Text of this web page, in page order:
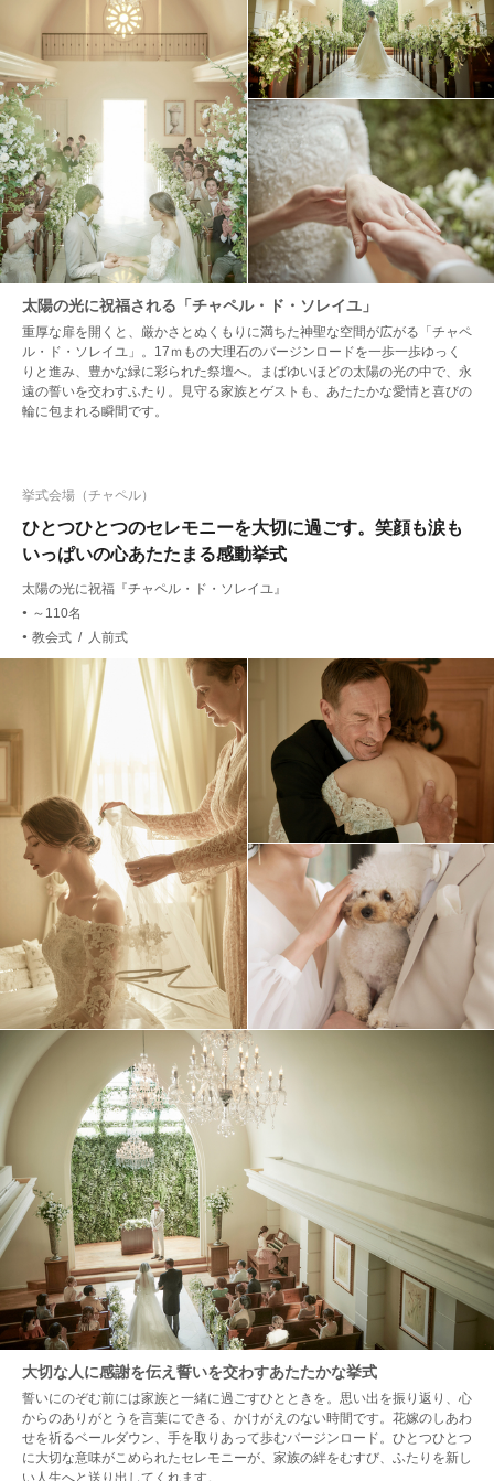
太陽の光に祝福される「チャペル・ド・ソレイユ」
重厚な扉を開くと、厳かさとぬくもりに満ちた神聖な空間が広がる「チャペ
ル・ド・ソレイユ」。17ｍもの大理石のバージンロードを一歩一歩ゆっく
りと進み、豊かな緑に彩られた祭壇へ。まばゆいほどの太陽の光の中で、永
遠の誓いを交わすふたり。見守る家族とゲストも、あたたかな愛情と喜びの
輪に包まれる瞬間です。
ひとつひとつのセレモニーを大切に過ごす。笑顔も涙も
いっぱいの心あたたまる感動挙式
挙式会場（チャペル）
太陽の光に祝福『チャペル・ド・ソレイユ』
● ～110名
● 教会式 / 人前式
大切な人に感謝を伝え誓いを交わすあたたかな挙式
誓いにのぞむ前には家族と一緒に過ごすひとときを。思い出を振り返り、心
からのありがとうを言葉にできる、かけがえのない時間です。花嫁のしあわ
せを祈るベールダウン、手を取りあって歩むバージンロード。ひとつひとつ
に大切な意味がこめられたセレモニーが、家族の絆をむすび、ふたりを新し
い人生へと送り出してくれます。